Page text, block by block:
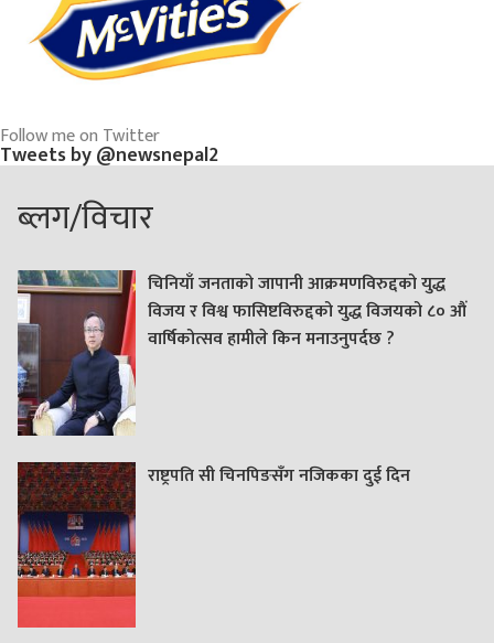
Follow me on Twitter
Tweets by @newsnepal2
ब्लग/विचार
चिनियाँ जनताको जापानी आक्रमणविरुद्दको युद्ध
विजय र विश्व फासिष्टविरुद्दको युद्ध विजयको ८० औं
वार्षिकोत्सव हामीले किन मनाउनुपर्दछ ?
राष्ट्रपति सी चिनपिङसँग नजिकका दुई दिन